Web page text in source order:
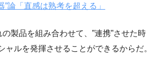
論「直感は熟考を超える」
製品を組み合わせて、”連携”させた時
ャルを発揮させることができるからだ。